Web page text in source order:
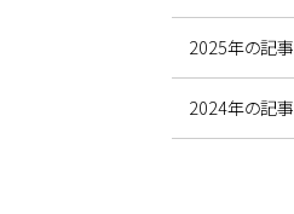
2025年の記事
2024年の記事